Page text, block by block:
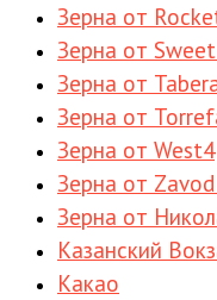
Зерна от
Зерна от
Зерна от
Зерна от
Зерна от West4
Зерна от
Зерна от
Казанский
Какао